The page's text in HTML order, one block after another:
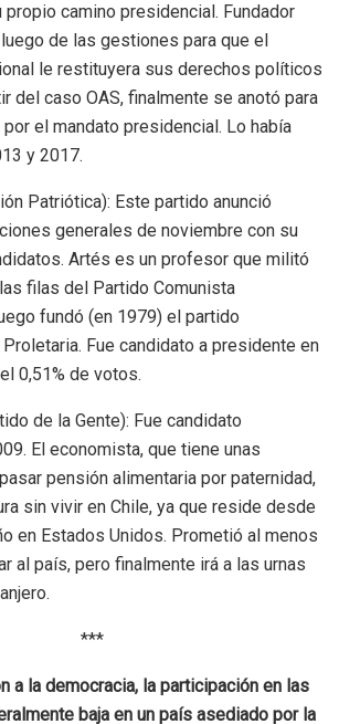
camino presidencial. Fundador
de las gestiones para que el
le restituyera sus derechos políticos
del caso OAS, finalmente se anotó para
el mandato presidencial. Lo había
y 2017.
Patriótica): Este partido anunció
generales de noviembre con su
Artés es un profesor que militó
filas del Partido Comunista
fundó (en 1979) el partido
Fue candidato a presidente en
0,51% de votos.
de la Gente): Fue candidato
El economista, que tiene unas
pensión alimentaria por paternidad,
sin vivir en Chile, ya que reside desde
en Estados Unidos. Prometió al menos
al país, pero finalmente irá a las urnas
***
a la democracia, la participación en las
baja en un país asediado por la